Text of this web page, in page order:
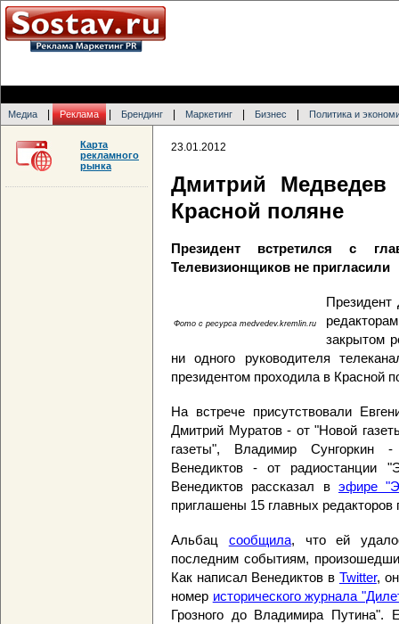
Медиа Реклама Брендинг Маркетинг Бизнес Политика и
23.01.2012
Дмитрий Медведев
Красной поляне
Президент встретился с
Телевизионщиков не пригласили
Фото c ресурса medvedev.kremlin.ru
Президент
закрытом
ни одного руководителя
президентом проходила в Красной
На встрече присутствовали
Дмитрий Муратов - от "Новой
газеты", Владимир Сунгоркин
Венедиктов - от радиостанции
Венедиктов рассказал в эфире
приглашены 15 главных
Альбац сообщила, что ей
последним событиям,
Как написал Венедиктов в Twitter,
номер исторического журнала
Грозного до Владимира Путина".
Карта
рекламного
рынка